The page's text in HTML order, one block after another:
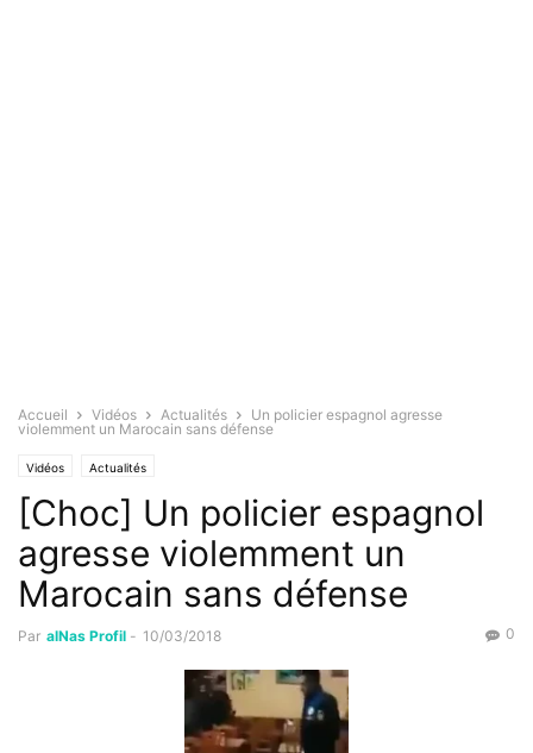
Accueil Vidéos Actualités
Un policier espagnol agresse
violemment un Marocain sans défense
Vidéos Actualités
[Choc] Un policier espagnol
agresse violemment un
Marocain sans défense
Par alNas Profil - 10/03/2018 0